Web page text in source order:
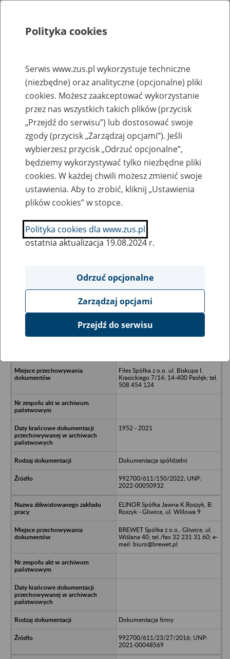
Rejestry, ewidencje i archiwa
Baza zlikwidowanych lub
przekształconych zakładów pracy
Nazwa zakładu pracy:
SZUKAJ
Ukryj wszystkie pozycje bazy
Gminna Spółdzielnia Samopomoc
Files Spółka z o.o. ul. Biskupa I.
Krasickiego 7/14; 14-400 Pasłęk; tel.
508 454 124
1952 - 2021
Dokumentacja spółdzelni
992700/611/150/2022; UNP:
2022-00050932
ELINOR Spółka Jawna K.Roszyk, B.
Roszyk - Gliwice, ul. Willowa 9
BREWET Spółka z o.o., Gliwice, ul.
Wiślana 40; tel./fax 32 231 31 60; e-
mail: biuro@brewet.pl
Dokumentacja firmy
992700/611/23/27/2016; UNP:
2021-00048569
Polityka cookies
Serwis www.zus.pl wykorzystuje techniczne
(niezbędne) oraz analityczne (opcjonalne) pliki
cookies. Możesz zaakceptować wykorzystanie
przez nas wszystkich takich plików (przycisk
„Przejdź do serwisu”) lub dostosować swoje
zgody (przycisk „Zarządzaj opcjami”). Jeśli
wybierzesz przycisk „Odrzuć opcjonalne”,
będziemy wykorzystywać tylko niezbędne pliki
cookies. W każdej chwili możesz zmienić swoje
ustawienia. Aby to zrobić, kliknij „Ustawienia
plików cookies” w stopce.
Polityka cookies dla www.zus.pl
ostatnia aktualizacja 19.08.2024 r.
Odrzuć opcjonalne
Zarządzaj opcjami
Przejdź do serwisu